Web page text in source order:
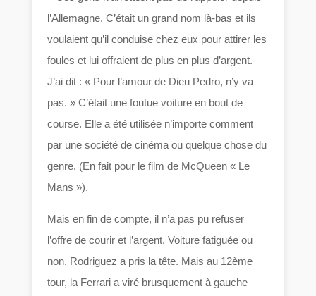
l’Allemagne. C’était un grand nom là-bas et ils
voulaient qu’il conduise chez eux pour attirer les
foules et lui offraient de plus en plus d’argent.
J’ai dit : « Pour l’amour de Dieu Pedro, n’y va
pas. » C’était une foutue voiture en bout de
course. Elle a été utilisée n’importe comment
par une société de cinéma ou quelque chose du
genre. (En fait pour le film de McQueen « Le
Mans »).
Mais en fin de compte, il n’a pas pu refuser
l’offre de courir et l’argent. Voiture fatiguée ou
non, Rodriguez a pris la tête. Mais au 12ème
tour, la Ferrari a viré brusquement à gauche